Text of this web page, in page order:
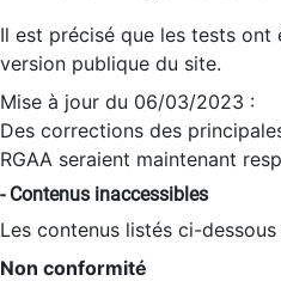
Il est précisé que les tests
version publique du site.
Mise à jour du 06/03/2023 :
Des corrections des
RGAA seraient maintenant
- Contenus inaccessibles
Les contenus listés ci-
Non conformité